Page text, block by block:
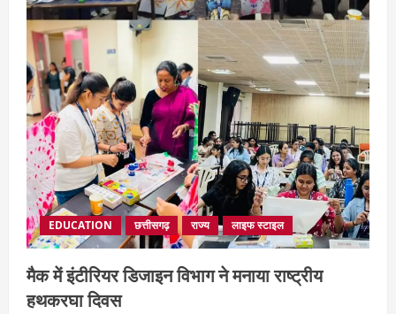
EDUCATION छत्तीसगढ़ राज्य लाइफ स्टाइल
मैक में इंटीरियर डिजाइन विभाग ने मनाया राष्ट्रीय
हथकरघा दिवस